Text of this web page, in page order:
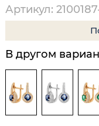
Артикул:
В другом